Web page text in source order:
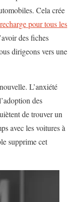
Cela crée
pour tous les
des fiches
dirigeons vers une
L’anxiété
des
de trouver un
avec les voitures à
supprime cet